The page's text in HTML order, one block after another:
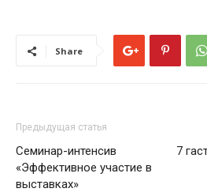
Share
Предыдущая статья
Семинар-интенсив
«Эффективное участие в
выставках»
7